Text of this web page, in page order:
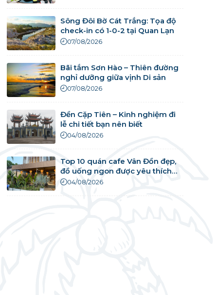
Sông Đôi Bờ Cát Trắng: Tọa độ
check-in có 1-0-2 tại Quan Lạn
07/08/2026
Bãi tắm Sơn Hào – Thiên đường
nghỉ dưỡng giữa vịnh Di sản
07/08/2026
Đền Cặp Tiên – Kinh nghiệm đi
lễ chi tiết bạn nên biết
04/08/2026
Top 10 quán cafe Vân Đồn đẹp,
đồ uống ngon được yêu thích
nhất
04/08/2026